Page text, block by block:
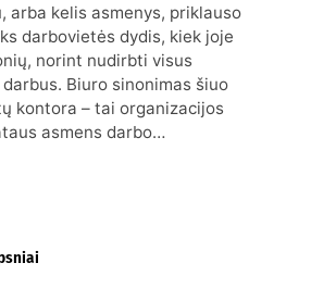
arba kelis asmenys, priklauso
darbovietės dydis, kiek joje
norint nudirbti visus
Biuro sinonimas šiuo
kontora – tai organizacijos
asmens darbo…